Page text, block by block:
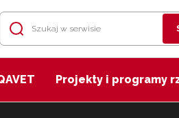
Projekty i programy